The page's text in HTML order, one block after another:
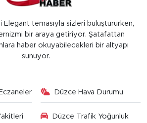
Elegant temasıyla sizleri buluştururken,
bir araya getiriyor. Şatafattan
haber okuyabilecekleri bir altyapı
sunuyor.
Düzce Hava Durumu
Düzce Trafik Yoğunluk